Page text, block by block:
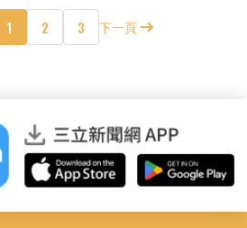
1 2 3 下一頁